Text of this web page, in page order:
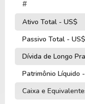
#
Ativo Total - US$
Passivo Total - US$
Dívida de Longo
Patrimônio Líquido
Caixa e